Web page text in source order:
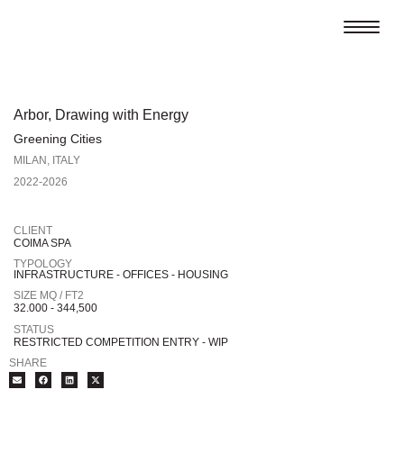
Arbor, Drawing with Energy
Greening Cities
MILAN, ITALY
2022-2026
CLIENT
COIMA SPA
TYPOLOGY
INFRASTRUCTURE - OFFICES - HOUSING
SIZE MQ / FT2
32.000 - 344,500
STATUS
RESTRICTED COMPETITION ENTRY - WIP
SHARE